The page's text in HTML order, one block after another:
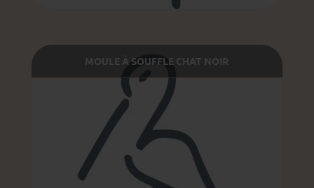
MOULE À SOUFFLE CHAT NOIR